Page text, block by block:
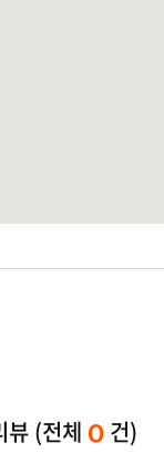
뷰 (전체 0 건)